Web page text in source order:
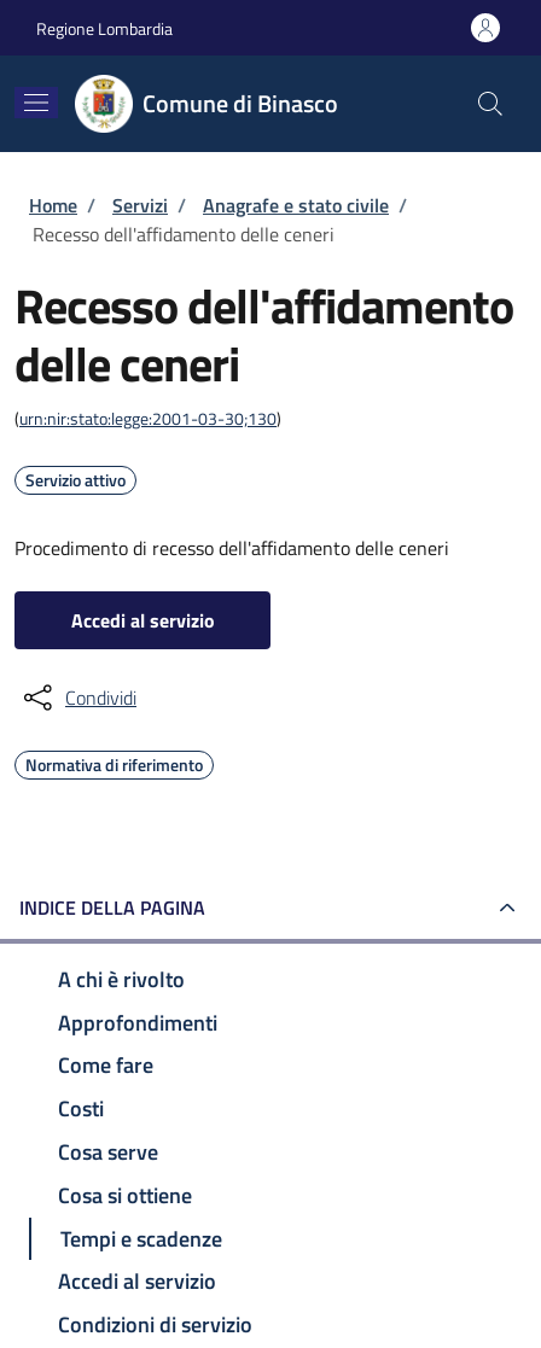
Regione Lombardia
Comune di Binasco
Briciole di pane
Home / Servizi / Anagrafe e stato civile /
Recesso dell'affidamento delle ceneri
Recesso dell'affidamento
delle ceneri
(urn:nir:stato:legge:2001-03-30;130)
Servizio attivo
Procedimento di recesso dell'affidamento delle ceneri
Accedi al servizio
Condividi
Normativa di riferimento
INDICE DELLA PAGINA
A chi è rivolto
Approfondimenti
Come fare
Costi
Cosa serve
Cosa si ottiene
Tempi e scadenze
Accedi al servizio
Condizioni di servizio